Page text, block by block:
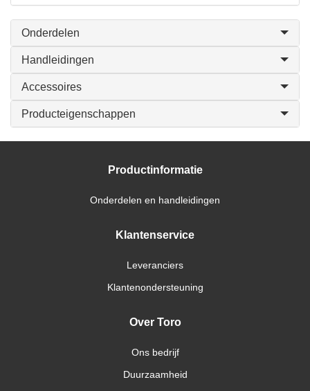
Onderdelen
Handleidingen
Accessoires
Producteigenschappen
Productinformatie
Onderdelen en handleidingen
Klantenservice
Leveranciers
Klantenondersteuning
Over Toro
Ons bedrijf
Duurzaamheid